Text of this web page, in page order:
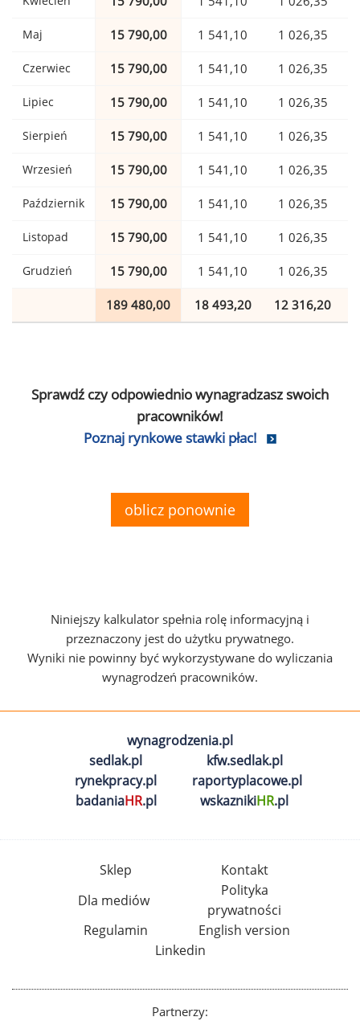
Maj 15 790,00 1 541,10 1 026,35
Czerwiec 15 790,00 1 541,10 1 026,35
Lipiec 15 790,00 1 541,10 1 026,35
Sierpień 15 790,00 1 541,10 1 026,35
Wrzesień 15 790,00 1 541,10 1 026,35
Październik 15 790,00 1 541,10 1 026,35
Listopad 15 790,00 1 541,10 1 026,35
Grudzień 15 790,00 1 541,10 1 026,35
189 480,00 18 493,20 12 316,20
Sprawdź czy odpowiednio wynagradzasz swoich
pracowników!
Poznaj rynkowe stawki płac!
oblicz ponownie
Niniejszy kalkulator spełnia rolę informacyjną i
przeznaczony jest do użytku prywatnego.
Wyniki nie powinny być wykorzystywane do wyliczania
wynagrodzeń pracowników.
wynagrodzenia.pl
sedlak.pl
kfw.sedlak.pl
rynekpracy.pl
raportyplacowe.pl
badaniaHR.pl wskaznikiHR.pl
Sklep
Kontakt
Dla mediów
Polityka
prywatności
Regulamin
English version
Linkedin
Partnerzy: